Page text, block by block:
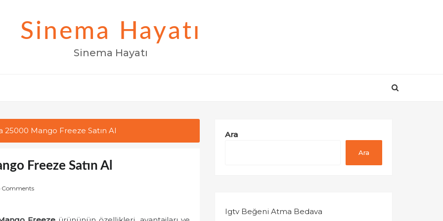
Sinema Hayatı
Sinema Hayatı
25000 Mango Freeze Satın Al
Freeze Satın Al
Comments
Ara
Ara
Igtv Beğeni Atma Bedava